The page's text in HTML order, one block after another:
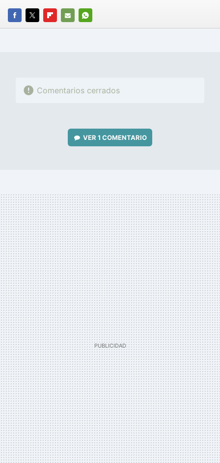
FACEBOOK
TWITTERFLIPBOARD
E-
WHATSAPP
Comentarios cerrados
VER 1 COMENTARIO